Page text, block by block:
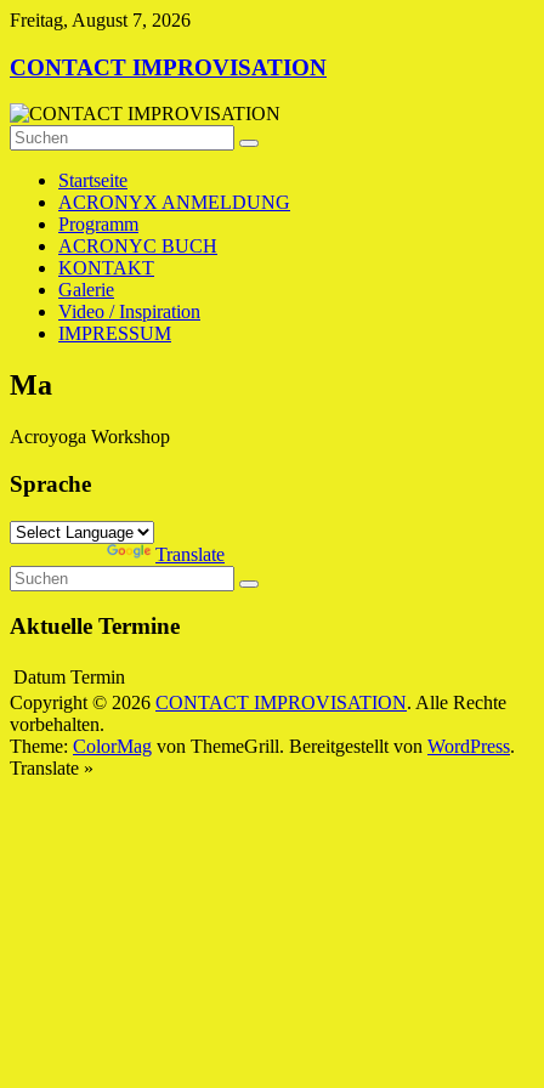
Zum
springen
Freitag, August 7, 2026
CONTACT IMPROVISATION
Startseite
ACRONYX ANMELDUNG
Programm
ACRONYC BUCH
KONTAKT
Galerie
Video / Inspiration
IMPRESSUM
Ma
Acroyoga Workshop
Sprache
Translate
Aktuelle Termine
Datum Termin
Copyright © 2026 CONTACT IMPROVISATION. Alle Rechte
vorbehalten.
Theme: ColorMag von ThemeGrill. Bereitgestellt von WordPress.
Translate »